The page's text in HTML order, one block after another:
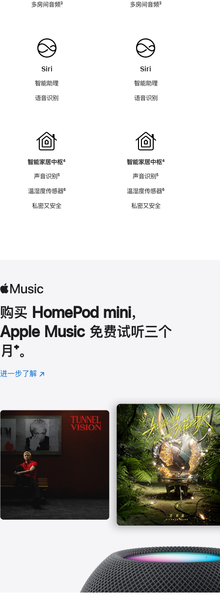
多房间音频脚
³
Siri
智能助理
语音识别
智能家居中枢脚
⁴
声音识别脚
⁵
温湿度传感器脚
⁶
私密又安全
多房间音频脚
³
Siri
智能助理
语音识别
智能家居中枢脚
⁴
声音识别脚
⁵
温湿度传感器脚
⁶
私密又安全
购买 HomePod mini，
Apple Music 免费试听三个
月 脚
注
⁺。
进一步了解 Apple
(在
口
中
打
开)